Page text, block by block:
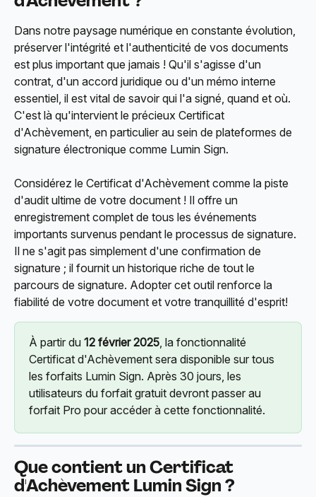
Dans notre paysage numérique en constante évolution,
préserver l'intégrité et l'authenticité de vos documents
est plus important que jamais ! Qu'il s'agisse d'un
contrat, d'un accord juridique ou d'un mémo interne
essentiel, il est vital de savoir qui l'a signé, quand et où.
C'est là qu'intervient le précieux Certificat
d'Achèvement, en particulier au sein de plateformes de
signature électronique comme Lumin Sign.
Considérez le Certificat d'Achèvement comme la piste
d'audit ultime de votre document ! Il offre un
enregistrement complet de tous les événements
importants survenus pendant le processus de signature.
Il ne s'agit pas simplement d'une confirmation de
signature ; il fournit un historique riche de tout le
parcours de signature. Adopter cet outil renforce la
fiabilité de votre document et votre tranquillité d'esprit!
À partir du 12 février 2025, la fonctionnalité
Certificat d'Achèvement sera disponible sur tous
les forfaits Lumin Sign. Après 30 jours, les
utilisateurs du forfait gratuit devront passer au
forfait Pro pour accéder à cette fonctionnalité.
Que contient un Certificat
d'Achèvement Lumin Sign ?